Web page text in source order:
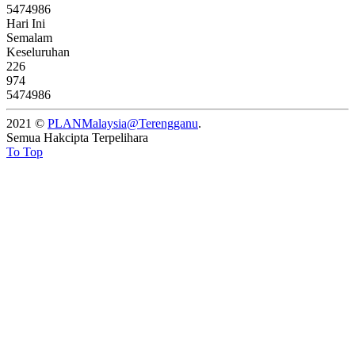
5474986
Hari Ini
Semalam
Keseluruhan
226
974
5474986
2021 © PLANMalaysia@Terengganu.
Semua Hakcipta Terpelihara
To Top